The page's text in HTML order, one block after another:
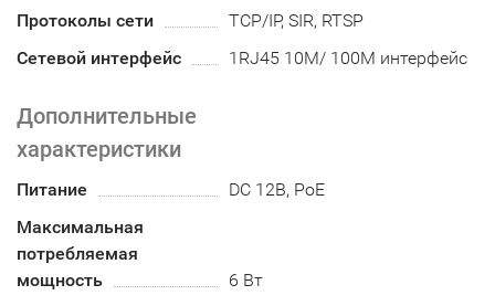
Протоколы сети
TCP/IP, SIR, RTSP
Сетевой интерфейс
1RJ45 10M/ 100M интерфейс
Дополнительные
характеристики
Питание
DC 12В, PoE
Максимальная
потребляемая
мощность
6 Вт